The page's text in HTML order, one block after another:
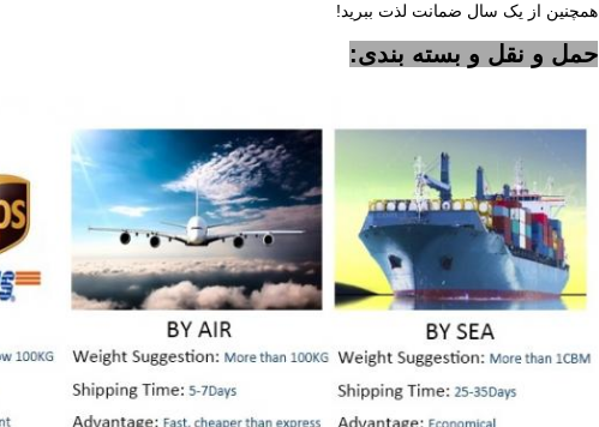
همچنین از یک سال ضمانت لذت ببرید!
حمل و نقل و بسته بندی: